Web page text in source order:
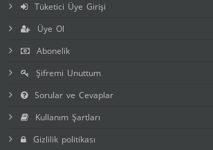
Tüketici Üye Girişi
Üye Ol
Abonelik
Şifremi Unuttum
Sorular ve Cevaplar
Kullanım Şartları
Gizlilik politikası